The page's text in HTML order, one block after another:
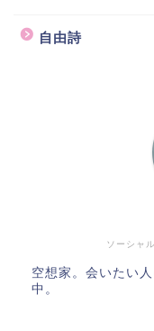
自由詩
ソーシャ
空想家。会いたい
中。